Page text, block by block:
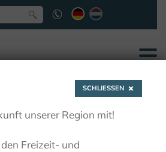
SCHLIESSEN
unserer Region mit!
Freizeit- und